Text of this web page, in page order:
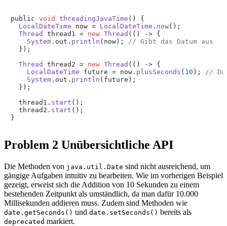
public void threadingJavaTime ( ) {
LocalDateTime now = LocalDateTime . now();
Thread
thread1 = new Thread (() -> {
System . out . println (now);
// Gibt das Datum aus
  });
Thread
thread2 = new Thread (() -> {
LocalDateTime future = now. plusSeconds ( 10 );
//
System . out . println (future);
  });
  thread1.
start ();
  thread2.
start ();
}
Problem 2 Unübersichtliche API
Die Methoden von java.util.Date sind nicht ausreichend, um
gängige Aufgaben intuitiv zu bearbeiten. Wie im vorherigen Beispiel
gezeigt, erweist sich die Addition von 10 Sekunden zu einem
bestehenden Zeitpunkt als umständlich, da man dafür 10.000
Millisekunden addieren muss. Zudem sind Methoden wie
date.getSeconds() und date.setSeconds() bereits als
deprecated markiert.